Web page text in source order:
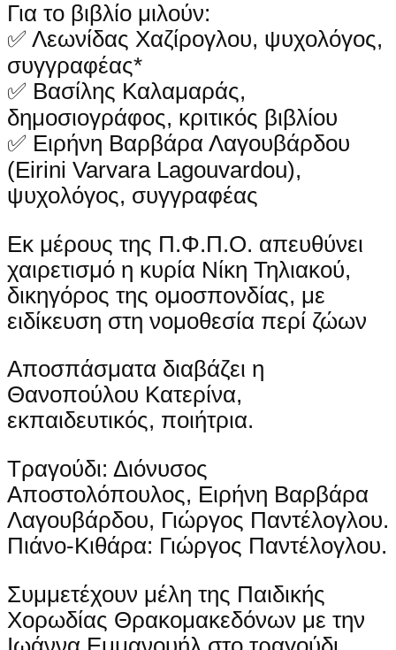
Για το βιβλίο μιλούν:
✅ Λεωνίδας Χαζίρογλου, ψυχολόγος,
συγγραφέας*
✅ Βασίλης Καλαμαράς,
δημοσιογράφος, κριτικός βιβλίου
✅ Ειρήνη Βαρβάρα Λαγουβάρδου
(Eirini Varvara Lagouvardou),
ψυχολόγος, συγγραφέας
Εκ μέρους της Π.Φ.Π.Ο. απευθύνει
χαιρετισμό η κυρία Νίκη Τηλιακού,
δικηγόρος της ομοσπονδίας, με
ειδίκευση στη νομοθεσία περί ζώων
Αποσπάσματα διαβάζει η
Θανοπούλου Κατερίνα,
εκπαιδευτικός, ποιήτρια.
Τραγούδι: Διόνυσος
Αποστολόπουλος, Ειρήνη Βαρβάρα
Λαγουβάρδου, Γιώργος Παντέλογλου.
Πιάνο-Κιθάρα: Γιώργος Παντέλογλου.
Συμμετέχουν μέλη της Παιδικής
Χορωδίας Θρακομακεδόνων με την